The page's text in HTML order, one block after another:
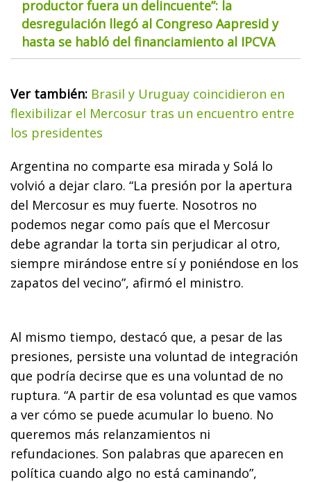
productor fuera un delincuente”: la
desregulación llegó al Congreso Aapresid y
hasta se habló del financiamiento al IPCVA
Ver también: Brasil y Uruguay coincidieron en
flexibilizar el Mercosur tras un encuentro entre
los presidentes
Argentina no comparte esa mirada y Solá lo
volvió a dejar claro. “La presión por la apertura
del Mercosur es muy fuerte. Nosotros no
podemos negar como país que el Mercosur
debe agrandar la torta sin perjudicar al otro,
siempre mirándose entre sí y poniéndose en los
zapatos del vecino”, afirmó el ministro.
Al mismo tiempo, destacó que, a pesar de las
presiones, persiste una voluntad de integración
que podría decirse que es una voluntad de no
ruptura. “A partir de esa voluntad es que vamos
a ver cómo se puede acumular lo bueno. No
queremos más relanzamientos ni
refundaciones. Son palabras que aparecen en
política cuando algo no está caminando”,